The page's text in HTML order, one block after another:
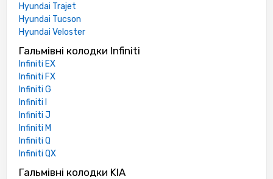
Hyundai Trajet
Hyundai Tucson
Hyundai Veloster
Гальмівні колодки Infiniti
Infiniti EX
Infiniti FX
Infiniti G
Infiniti I
Infiniti J
Infiniti M
Infiniti Q
Infiniti QX
Гальмівні колодки KIA